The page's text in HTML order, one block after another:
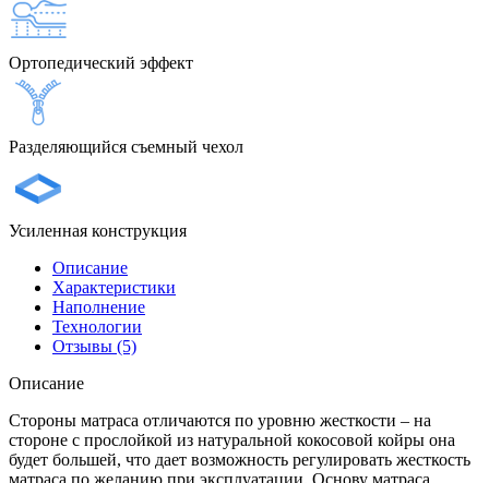
Ортопедический эффект
Разделяющийся съемный чехол
Усиленная конструкция
Описание
Характеристики
Наполнение
Технологии
Отзывы (5)
Описание
Стороны матраса отличаются по уровню жесткости – на
стороне с прослойкой из натуральной кокосовой койры она
будет большей, что дает возможность регулировать жесткость
матраса по желанию при эксплуатации. Основу матраса